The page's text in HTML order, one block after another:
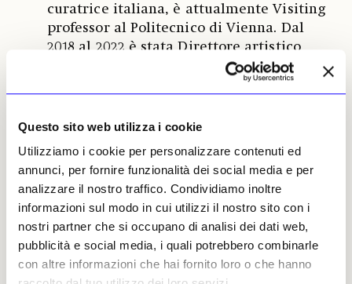
Questo sito web utilizza i cookie
Utilizziamo i cookie per personalizzare contenuti ed
annunci, per fornire funzionalità dei social media e per
analizzare il nostro traffico. Condividiamo inoltre
informazioni sul modo in cui utilizzi il nostro sito con i
nostri partner che si occupano di analisi dei dati web,
pubblicità e social media, i quali potrebbero combinarle
con altre informazioni che hai fornito loro o che hanno
curatrice italiana, è attualmente Visiting
professor al Politecnico di Vienna. Dal
2018 al 2022 è stata Direttore artistico
della Triennale di Milano. [Redazione]
marzo e aprile.
Il museo zurighese sta facendo il possibile
per poter tornare presto ad esporre le
opere delle proprie collezioni. Dalla notte
dell’incendio, scoppiato fra il 2 e il 3
agosto, il servizio tecnico, l’art handling e